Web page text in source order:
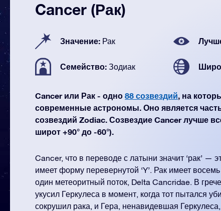
Cancer (Рак)
Значение: Рак
Семейство: Зодиак
Cancer или Рак - одно 88 созвездий, на
современные астрономы. Оно является
созвездий Zodiac. Созвездие Cancer лучше
широт +90° до -60°).
Cancer, что в переводе с латыни значит ‘рак’ —
имеет форму перевернутой ‘Y’. Рак имеет
один метеоритный поток, Delta Cancridae. В
укусил Геркулеса в момент, когда тот пытался
сокрушил рака, и Гера, ненавидевшая